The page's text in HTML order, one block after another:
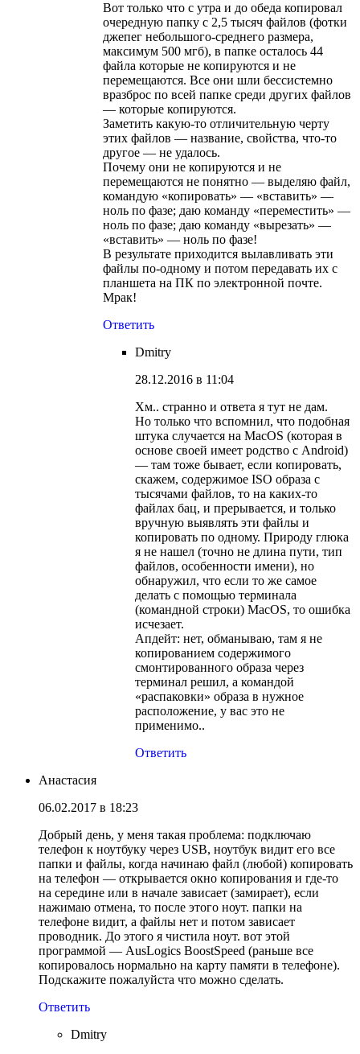
Вот только что с утра и до обеда копировал
очередную папку с 2,5 тысяч файлов (фотки
джепег небольшого-среднего размера,
максимум 500 мгб), в папке осталось 44
файла которые не копируются и не
перемещаются. Все они шли бессистемно
вразброс по всей папке среди других файлов
— которые копируются.
Заметить какую-то отличительную черту
этих файлов — название, свойства, что-то
другое — не удалось.
Почему они не копируются и не
перемещаются не понятно — выделяю файл,
командую «копировать» — «вставить» —
ноль по фазе; даю команду «переместить» —
ноль по фазе; даю команду «вырезать» —
«вставить» — ноль по фазе!
В результате приходится вылавливать эти
файлы по-одному и потом передавать их с
планшета на ПК по электронной почте.
Мрак!
Ответить
Dmitry
28.12.2016 в 11:04
Хм.. странно и ответа я тут не дам.
Но только что вспомнил, что подобная
штука случается на MacOS (которая в
основе своей имеет родство с Android)
— там тоже бывает, если копировать,
скажем, содержимое ISO образа с
тысячами файлов, то на каких-то
файлах бац, и прерывается, и только
вручную выявлять эти файлы и
копировать по одному. Природу глюка
я не нашел (точно не длина пути, тип
файлов, особенности имени), но
обнаружил, что если то же самое
делать с помощью терминала
(командной строки) MacOS, то ошибка
исчезает.
Апдейт: нет, обманываю, там я не
копированием содержимого
смонтированного образа через
терминал решил, а командой
«распаковки» образа в нужное
расположение, у вас это не
применимо..
Ответить
Анастасия
06.02.2017 в 18:23
Добрый день, у меня такая проблема: подключаю
телефон к ноутбуку через USB, ноутбук видит его все
папки и файлы, когда начинаю файл (любой) копировать
на телефон — открывается окно копирования и где-то
на середине или в начале зависает (замирает), если
нажимаю отмена, то после этого ноут. папки на
телефоне видит, а файлы нет и потом зависает
проводник. До этого я чистила ноут. вот этой
программой — AusLogics BoostSpeed (раньше все
копировалось нормально на карту памяти в телефоне).
Подскажите пожалуйста что можно сделать.
Ответить
Dmitry